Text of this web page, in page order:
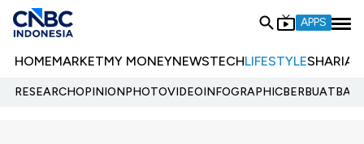
APPS
HOMEMARKETMY MONEYNEWSTECHLIFESTYLESHARIA
RESEARCHOPINIONPHOTOVIDEOINFOGRAPHIC